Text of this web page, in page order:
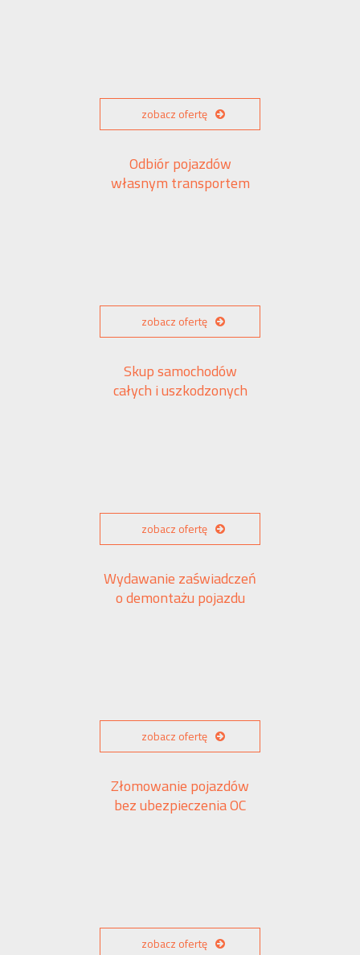
zobacz ofertę
Odbiór pojazdów
własnym transportem
zobacz ofertę
Skup samochodów
całych i uszkodzonych
zobacz ofertę
Wydawanie zaświadczeń
o demontażu pojazdu
zobacz ofertę
Złomowanie pojazdów
bez ubezpieczenia OC
zobacz ofertę